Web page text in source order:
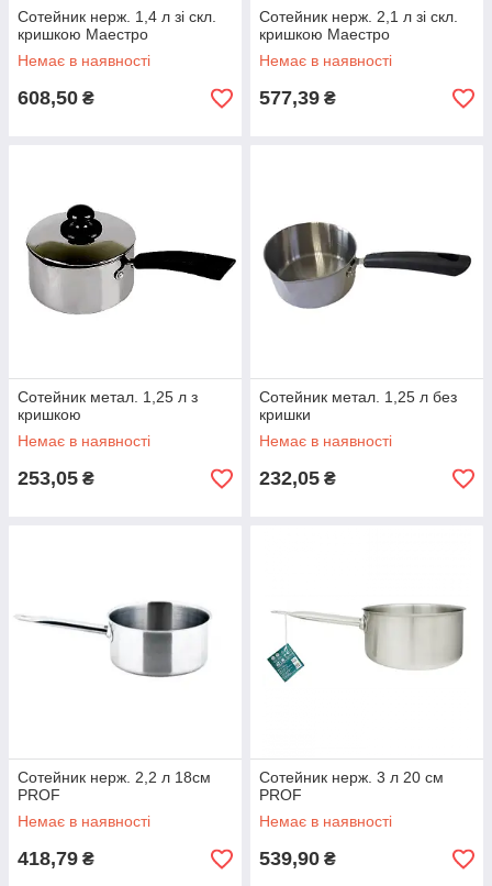
Сотейник нерж. 1,4 л зі скл.
кришкою Маестро
Немає в наявності
608,50 ₴
Сотейник нерж. 2,1 л зі скл.
кришкою Маестро
Немає в наявності
577,39 ₴
Сотейник метал. 1,25 л з
кришкою
Немає в наявності
253,05 ₴
Сотейник метал. 1,25 л без
кришки
Немає в наявності
232,05 ₴
Сотейник нерж. 2,2 л 18см
PROF
Немає в наявності
418,79 ₴
Сотейник нерж. 3 л 20 см
PROF
Немає в наявності
539,90 ₴